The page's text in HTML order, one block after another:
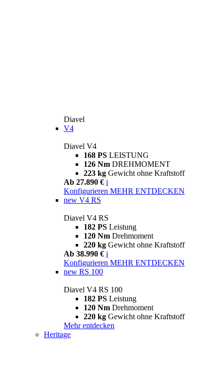
Diavel
V4
Diavel V4
168 PS LEISTUNG
126 Nm DREHMOMENT
223 kg Gewicht ohne Kraftstoff
Ab 27.890 € i
Konfigurieren MEHR ENTDECKEN
new V4 RS
Diavel V4 RS
182 PS Leistung
120 Nm Drehmoment
220 kg Gewicht ohne Kraftstoff
Ab 38.990 € i
Konfigurieren MEHR ENTDECKEN
new RS 100
Diavel V4 RS 100
182 PS Leistung
120 Nm Drehmoment
220 kg Gewicht ohne Kraftstoff
Mehr entdecken
Heritage